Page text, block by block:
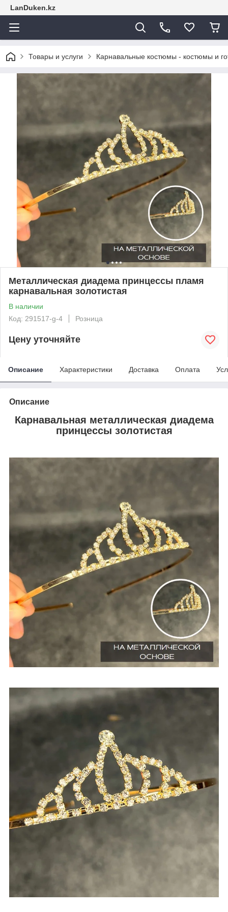
LanDuken.kz
Товары и услуги Карнавальные костюмы - костюмы и
Металлическая диадема принцессы пламя
карнавальная золотистая
В наличии
Код: 291517-g-4
Розница
Цену уточняйте
Описание Характеристики Доставка Оплата
Описание
Карнавальная металлическая диадема
принцессы золотистая